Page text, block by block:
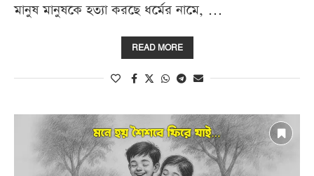
মানুষ মানুষকে হত্যা করছে ধর্মের নামে, …
READ MORE